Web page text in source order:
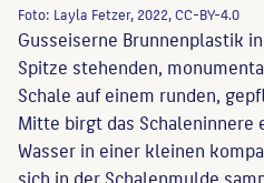
Foto: Layla Fetzer, 2022, CC-BY-4.0
Gusseiserne Brunnenplastik
Spitze stehenden,
Schale auf einem runden,
Mitte birgt das Schaleninnere
Wasser in einer kleinen
sich in der Schalenmulde